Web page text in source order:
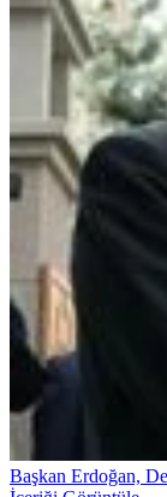
Başkan Erdoğan,